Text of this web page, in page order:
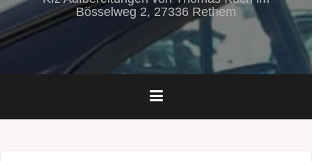
Bösselweg 2, 27336 Rethem